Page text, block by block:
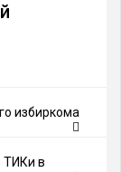
избиркома
ТИКи в